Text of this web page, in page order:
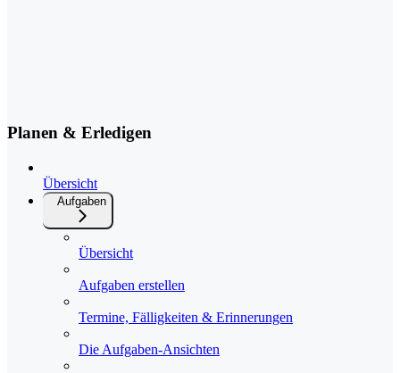
Planen & Erledigen
Übersicht
Aufgaben
Übersicht
Aufgaben erstellen
Termine, Fälligkeiten & Erinnerungen
Die Aufgaben-Ansichten